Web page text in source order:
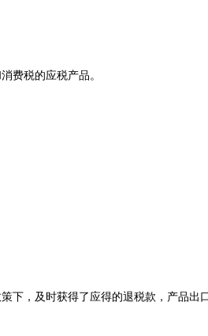
费税的应税产品。
下，及时获得了应得的退税款，产品出